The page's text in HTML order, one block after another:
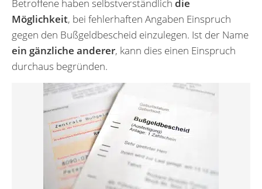
Betroffene haben selbstverständlich die
Möglichkeit, bei fehlerhaften Angaben Einspruch
gegen den Bußgeldbescheid einzulegen. Ist der Name
ein gänzliche anderer, kann dies einen Einspruch
durchaus begründen.